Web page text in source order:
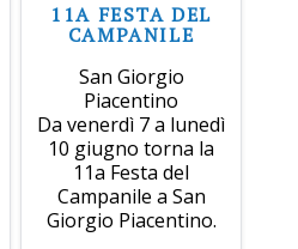
11A FESTA DEL
CAMPANILE
San Giorgio
Piacentino
Da venerdì 7 a lunedì
10 giugno torna la
11a Festa del
Campanile a San
Giorgio Piacentino.